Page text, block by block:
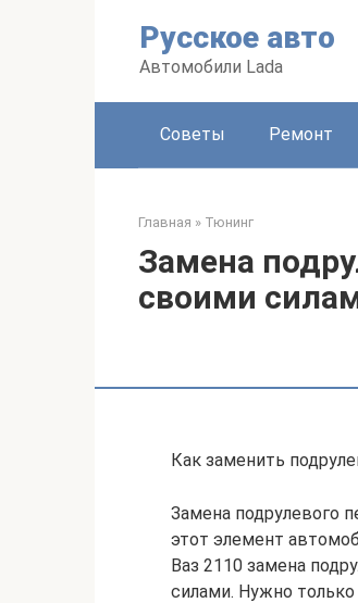
Русское авто
Автомобили Lada
Советы Ремонт
Главная » Тюнинг
Замена
своими
Как заменить
Замена подрулевого
этот элемент
Ваз 2110 замена
силами. Нужно